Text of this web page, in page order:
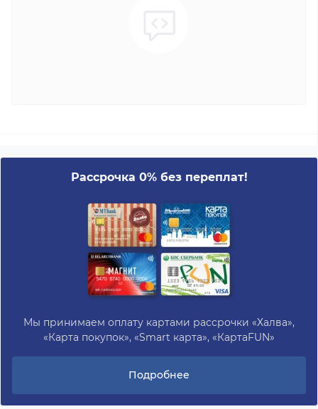
Рассрочка 0% без переплат!
Мы принимаем оплату картами рассрочки «Халва»,
«Карта покупок», «Smart карта», «КартаFUN»
Подробнее